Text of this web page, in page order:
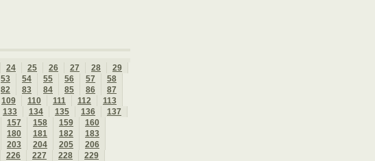
24 25 26 27 28
29
53 54 55 56 57
58
82 83 84 85 86
87
109 110 111 112
113
133 134 135 136
137
157 158 159
160
180 181 182
183
203 204 205
206
226 227 228
229